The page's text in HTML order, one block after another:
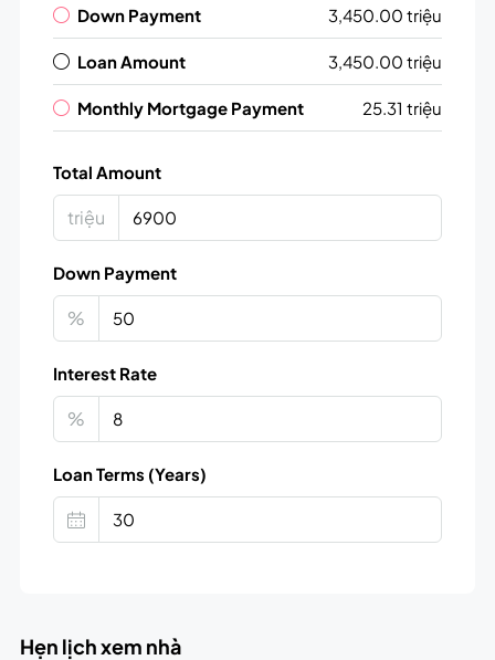
Down Payment 3,450.00 triệu
Loan Amount 3,450.00 triệu
Monthly Mortgage Payment 25.31 triệu
Total Amount
triệu
Down Payment
%
Interest Rate
%
Loan Terms (Years)
Hẹn lịch xem nhà